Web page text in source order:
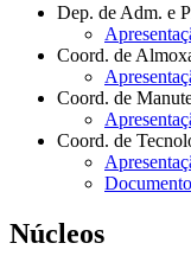
Dep. de Adm. e
Coord. de
Coord. de
Coord. de
Núcleos